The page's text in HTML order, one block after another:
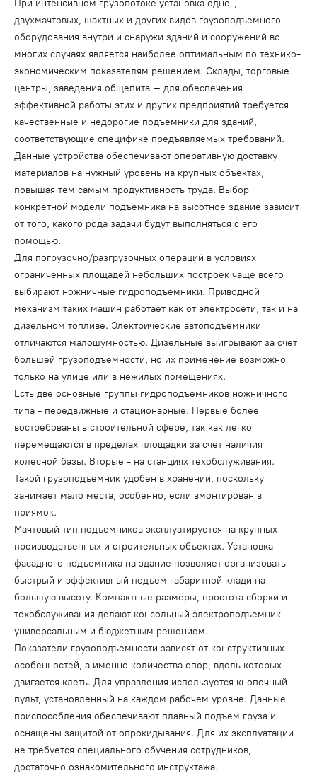
При интенсивном грузопотоке установка одно-,
двухмачтовых, шахтных и других видов грузоподъемного
оборудования внутри и снаружи зданий и сооружений во
многих случаях является наиболее оптимальным по технико-
экономическим показателям решением. Склады, торговые
центры, заведения общепита – для обеспечения
эффективной работы этих и других предприятий требуется
качественные и недорогие подъемники для зданий,
соответствующие специфике предъявляемых требований.
Данные устройства обеспечивают оперативную доставку
материалов на нужный уровень на крупных объектах,
повышая тем самым продуктивность труда. Выбор
конкретной модели подъемника на высотное здание зависит
от того, какого рода задачи будут выполняться с его
помощью.
Для погрузочно/разгрузочных операций в условиях
ограниченных площадей небольших построек чаще всего
выбирают ножничные гидроподъемники. Приводной
механизм таких машин работает как от электросети, так и на
дизельном топливе. Электрические автоподъемники
отличаются малошумностью. Дизельные выигрывают за счет
большей грузоподъемности, но их применение возможно
только на улице или в нежилых помещениях.
Есть две основные группы гидроподъемников ножничного
типа - передвижные и стационарные. Первые более
востребованы в строительной сфере, так как легко
перемещаются в пределах площадки за счет наличия
колесной базы. Вторые - на станциях техобслуживания.
Такой грузоподъемник удобен в хранении, поскольку
занимает мало места, особенно, если вмонтирован в
приямок.
Мачтовый тип подъемников эксплуатируется на крупных
производственных и строительных объектах. Установка
фасадного подъемника на здание позволяет организовать
быстрый и эффективный подъем габаритной клади на
большую высоту. Компактные размеры, простота сборки и
техобслуживания делают консольный электроподъемник
универсальным и бюджетным решением.
Показатели грузоподъемности зависят от конструктивных
особенностей, а именно количества опор, вдоль которых
двигается клеть. Для управления используется кнопочный
пульт, установленный на каждом рабочем уровне. Данные
приспособления обеспечивают плавный подъем груза и
оснащены защитой от опрокидывания. Для их эксплуатации
не требуется специального обучения сотрудников,
достаточно ознакомительного инструктажа.